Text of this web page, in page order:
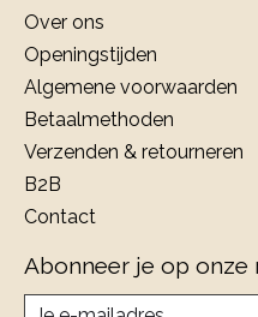
Over ons
Openingstijden
Algemene voorwaarden
Betaalmethoden
Verzenden & retourneren
B2B
Contact
Abonneer je op onze